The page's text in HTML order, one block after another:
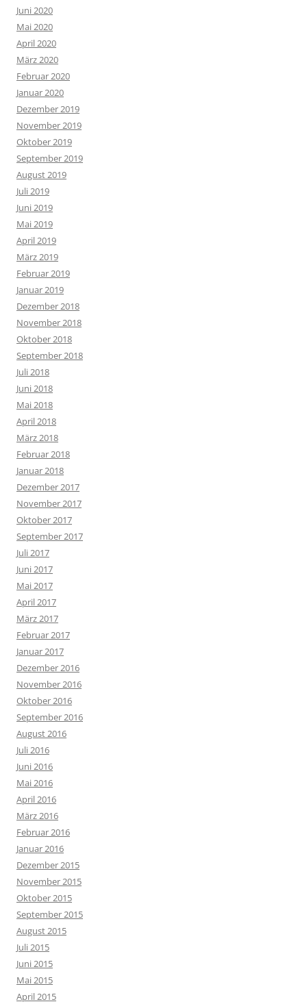
Juni 2020
Mai 2020
April 2020
März 2020
Februar 2020
Januar 2020
Dezember 2019
November 2019
Oktober 2019
September 2019
August 2019
Juli 2019
Juni 2019
Mai 2019
April 2019
März 2019
Februar 2019
Januar 2019
Dezember 2018
November 2018
Oktober 2018
September 2018
Juli 2018
Juni 2018
Mai 2018
April 2018
März 2018
Februar 2018
Januar 2018
Dezember 2017
November 2017
Oktober 2017
September 2017
Juli 2017
Juni 2017
Mai 2017
April 2017
März 2017
Februar 2017
Januar 2017
Dezember 2016
November 2016
Oktober 2016
September 2016
August 2016
Juli 2016
Juni 2016
Mai 2016
April 2016
März 2016
Februar 2016
Januar 2016
Dezember 2015
November 2015
Oktober 2015
September 2015
August 2015
Juli 2015
Juni 2015
Mai 2015
April 2015